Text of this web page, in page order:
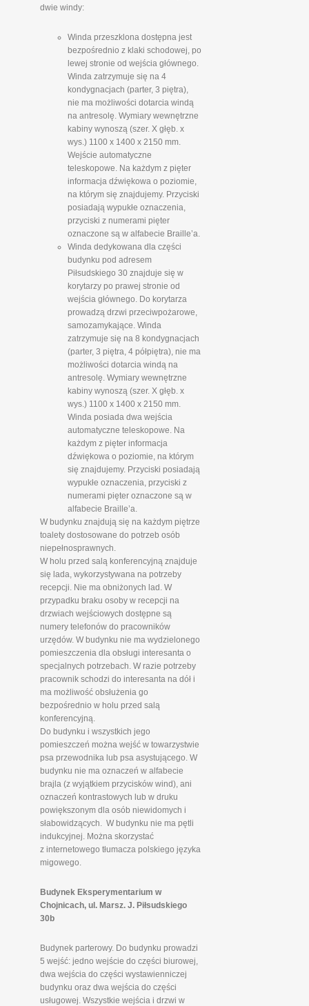
dwie windy:
Winda przeszklona dostępna jest
bezpośrednio z klaki schodowej, po
lewej stronie od wejścia głównego.
Winda zatrzymuje się na 4
kondygnacjach (parter, 3 piętra),
nie ma możliwości dotarcia windą
na antresolę. Wymiary wewnętrzne
kabiny wynoszą (szer. X głęb. x
wys.) 1100 x 1400 x 2150 mm.
Wejście automatyczne
teleskopowe. Na każdym z pięter
informacja dźwiękowa o poziomie,
na którym się znajdujemy. Przyciski
posiadają wypukłe oznaczenia,
przyciski z numerami pięter
oznaczone są w alfabecie Braille’a.
Winda dedykowana dla części
budynku pod adresem
Piłsudskiego 30 znajduje się w
korytarzy po prawej stronie od
wejścia głównego. Do korytarza
prowadzą drzwi przeciwpożarowe,
samozamykające. Winda
zatrzymuje się na 8 kondygnacjach
(parter, 3 piętra, 4 półpiętra), nie ma
możliwości dotarcia windą na
antresolę. Wymiary wewnętrzne
kabiny wynoszą (szer. X głęb. x
wys.) 1100 x 1400 x 2150 mm.
Winda posiada dwa wejścia
automatyczne teleskopowe. Na
każdym z pięter informacja
dźwiękowa o poziomie, na którym
się znajdujemy. Przyciski posiadają
wypukłe oznaczenia, przyciski z
numerami pięter oznaczone są w
alfabecie Braille’a.
W budynku znajdują się na każdym piętrze
toalety dostosowane do potrzeb osób
niepełnosprawnych.
W holu przed salą konferencyjną znajduje
się lada, wykorzystywana na potrzeby
recepcji. Nie ma obniżonych lad. W
przypadku braku osoby w recepcji na
drzwiach wejściowych dostępne są
numery telefonów do pracowników
urzędów. W budynku nie ma wydzielonego
pomieszczenia dla obsługi interesanta o
specjalnych potrzebach. W razie potrzeby
pracownik schodzi do interesanta na dół i
ma możliwość obsłużenia go
bezpośrednio w holu przed salą
konferencyjną.
Do budynku i wszystkich jego
pomieszczeń można wejść w towarzystwie
psa przewodnika lub psa asystującego. W
budynku nie ma oznaczeń w alfabecie
brajla (z wyjątkiem przycisków wind), ani
oznaczeń kontrastowych lub w druku
powiększonym dla osób niewidomych i
słabowidzących. W budynku nie ma pętli
indukcyjnej. Można skorzystać
z internetowego tłumacza polskiego języka
migowego.
Budynek Eksperymentarium w
Chojnicach, ul. Marsz. J. Piłsudskiego
30b
Budynek parterowy. Do budynku prowadzi
5 wejść: jedno wejście do części biurowej,
dwa wejścia do części wystawienniczej
budynku oraz dwa wejścia do części
usługowej. Wszystkie wejścia i drzwi w